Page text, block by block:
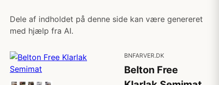
Dele af indholdet på denne side kan være genereret
med hjælp fra AI.
BNFARVER.DK
Belton Free